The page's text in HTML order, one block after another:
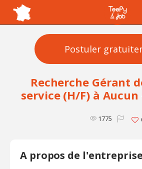
Recherche Gérant
service (H/F) à
1775
A propos de l'entreprise
Postuler